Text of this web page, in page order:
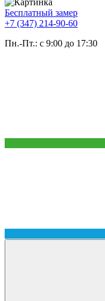
Бесплатный замер
+7 (347) 214-90-60
Пн.-Пт.: с 9:00 до 17:30